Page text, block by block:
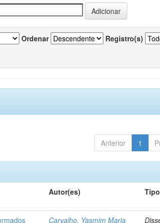
Ordenar Registro(s)
Anterior 1
Autor(es) Tipo
Carvalho, Yasmim Maria